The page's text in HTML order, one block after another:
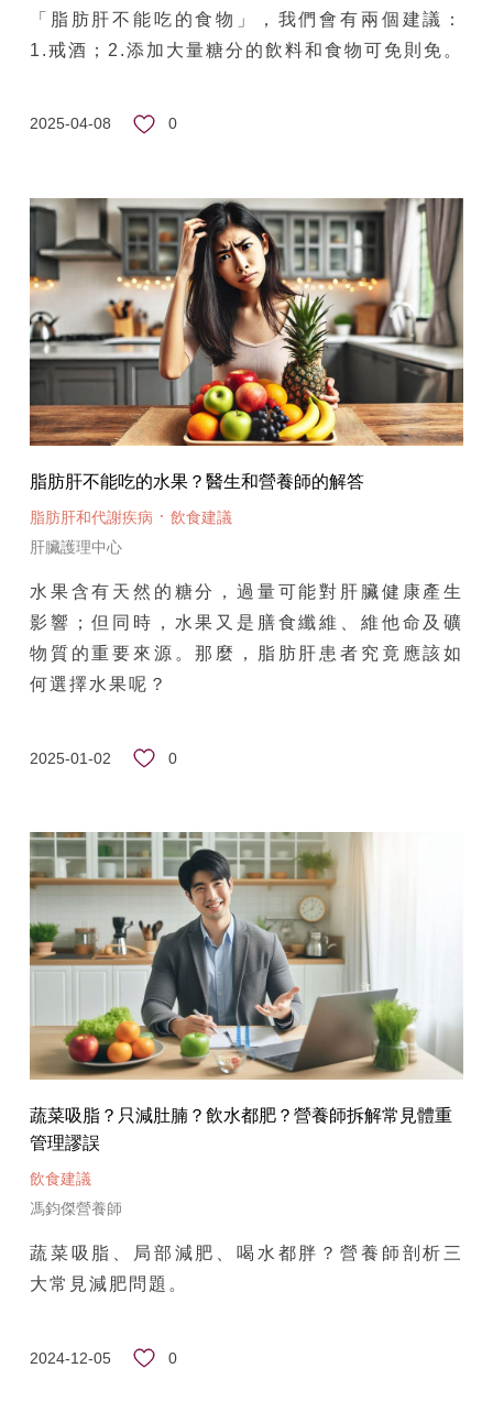
「脂肪肝不能吃的食物」，我們會有兩個建議：
1.戒酒；2.添加大量糖分的飲料和食物可免則免。
2025-04-08 0
脂肪肝不能吃的水果？醫生和營養師的解答
脂肪肝和代謝疾病 · 飲食建議
肝臟護理中心
水果含有天然的糖分，過量可能對肝臟健康產生
影響；但同時，水果又是膳食纖維、維他命及礦
物質的重要來源。那麼，脂肪肝患者究竟應該如
何選擇水果呢？
2025-01-02 0
蔬菜吸脂？只減肚腩？飲水都肥？營養師拆解常見體重
管理謬誤
飲食建議
馮鈞傑營養師
蔬菜吸脂、局部減肥、喝水都胖？營養師剖析三
大常見減肥問題。
2024-12-05 0